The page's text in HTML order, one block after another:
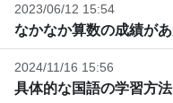
2023/06/12 15:54
なかなか算数の成績があ
2024/11/16 15:56
具体的な国語の学習方